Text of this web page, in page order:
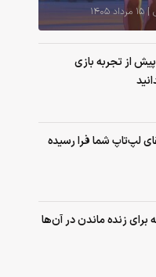
پیش از تجربه بازی
لپ‌تاپ شما فرا رسیده
برای زنده ماندن در آن‌ها